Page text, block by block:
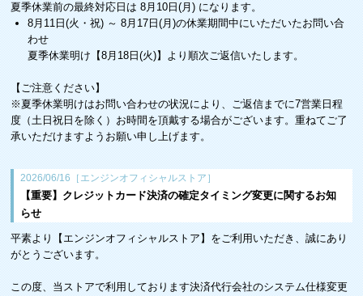
夏季休業前の最終対応日は 8月10日(月) になります。
8月11日(火・祝) ～ 8月17日(月)の休業期間中にいただいたお問い合
わせ
夏季休業明け【8月18日(火)】より順次ご返信いたします。
【ご注意ください】
※夏季休業明けはお問い合わせの状況により、ご返信までに7営業日程
度（土日祝日を除く）お時間を頂戴する場合がございます。重ねてご了
承いただけますようお願い申し上げます。
2026/06/16［エンジンオフィシャルストア］
【重要】クレジットカード決済の確定タイミング変更に関するお知
らせ
平素より【エンジンオフィシャルストア】をご利用いただき、誠にあり
がとうございます。
この度、当ストアで利用しております決済代行会社のシステム仕様変更